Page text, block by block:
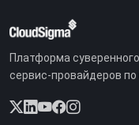
Платформа
сервис-провайдеров по